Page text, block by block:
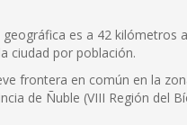
es a 42
ciudad por población.
frontera en común en la
de Ñuble (VIII Región del